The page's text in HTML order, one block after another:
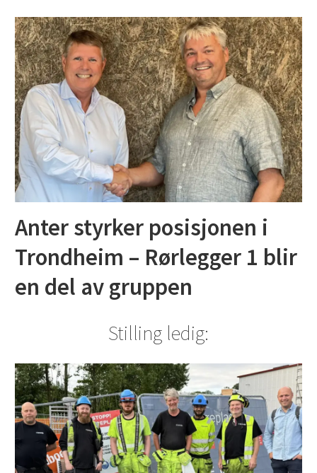
Anter styrker posisjonen i
Trondheim – Rørlegger 1 blir
en del av gruppen
Stilling ledig: